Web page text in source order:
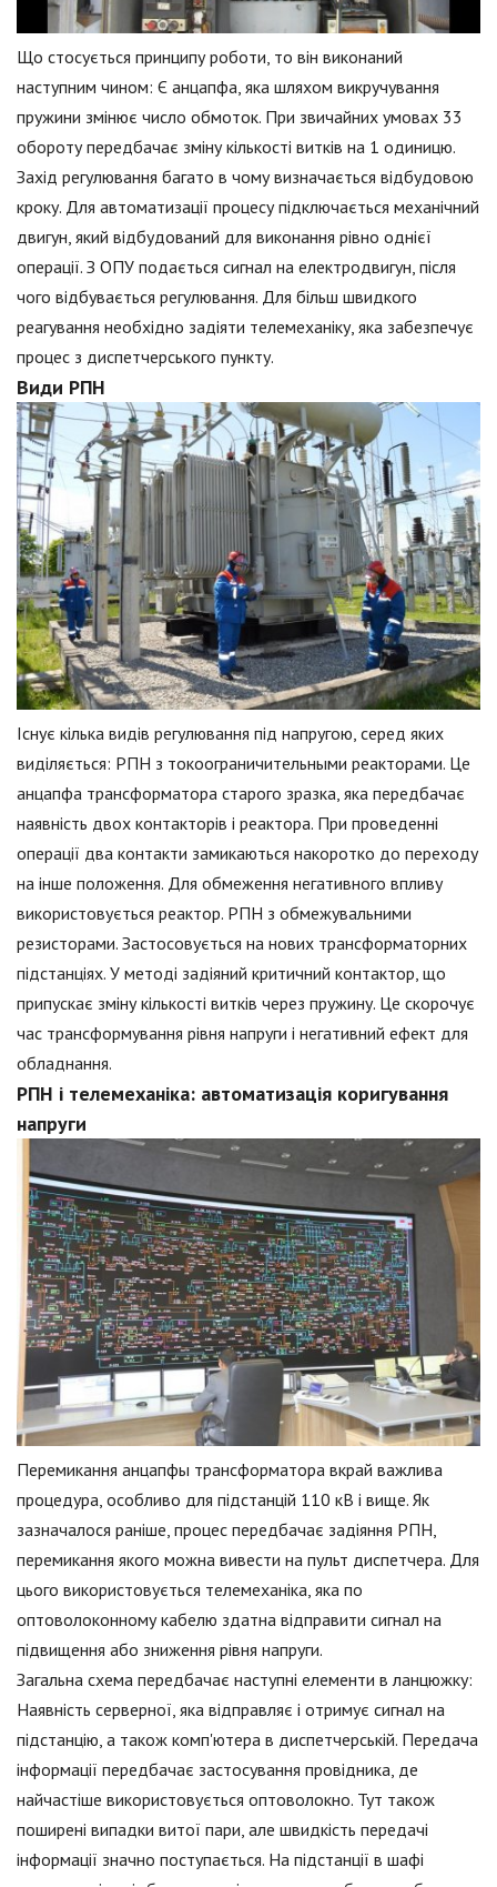
Що стосується принципу роботи, то він виконаний
наступним чином: Є анцапфа, яка шляхом викручування
пружини змінює число обмоток. При звичайних умовах 33
обороту передбачає зміну кількості витків на 1 одиницю.
Захід регулювання багато в чому визначається відбудовою
кроку. Для автоматизації процесу підключається механічний
двигун, який відбудований для виконання рівно однієї
операції. З ОПУ подається сигнал на електродвигун, після
чого відбувається регулювання. Для більш швидкого
реагування необхідно задіяти телемеханіку, яка забезпечує
процес з диспетчерського пункту.
Види РПН
Існує кілька видів регулювання під напругою, серед яких
виділяється: РПН з токоограничительными реакторами. Це
анцапфа трансформатора старого зразка, яка передбачає
наявність двох контакторів і реактора. При проведенні
операції два контакти замикаються накоротко до переходу
на інше положення. Для обмеження негативного впливу
використовується реактор. РПН з обмежувальними
резисторами. Застосовується на нових трансформаторних
підстанціях. У методі задіяний критичний контактор, що
припускає зміну кількості витків через пружину. Це скорочує
час трансформування рівня напруги і негативний ефект для
обладнання.
РПН і телемеханіка: автоматизація коригування
напруги
Перемикання анцапфы трансформатора вкрай важлива
процедура, особливо для підстанцій 110 кВ і вище. Як
зазначалося раніше, процес передбачає задіяння РПН,
перемикання якого можна вивести на пульт диспетчера. Для
цього використовується телемеханіка, яка по
оптоволоконному кабелю здатна відправити сигнал на
підвищення або зниження рівня напруги.
Загальна схема передбачає наступні елементи в ланцюжку:
Наявність серверної, яка відправляє і отримує сигнал на
підстанцію, а також комп'ютера в диспетчерській. Передача
інформації передбачає застосування провідника, де
найчастіше використовується оптоволокно. Тут також
поширені випадки витої пари, але швидкість передачі
інформації значно поступається. На підстанції в шафі